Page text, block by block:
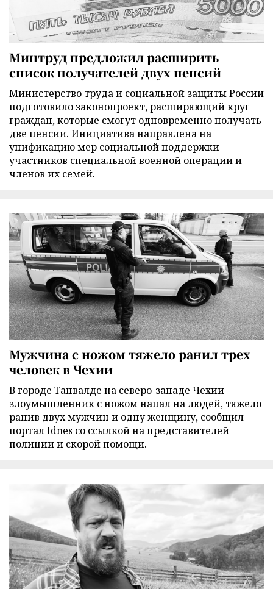
Минтруд предложил расширить
список получателей двух пенсий
Министерство труда и социальной защиты России
подготовило законопроект, расширяющий круг
граждан, которые смогут одновременно получать
две пенсии. Инициатива направлена на
унификацию мер социальной поддержки
участников специальной военной операции и
членов их семей.
Мужчина с ножом тяжело ранил трех
человек в Чехии
В городе Танвалде на северо-западе Чехии
злоумышленник с ножом напал на людей, тяжело
ранив двух мужчин и одну женщину, сообщил
портал Idnes со ссылкой на представителей
полиции и скорой помощи.